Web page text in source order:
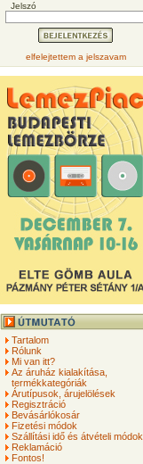
Jelszó
elfelejtettem a jelszavam
Tartalom
Rólunk
Mi van itt?
Az áruház kialakítása,
termékkategóriák
Árutípusok, árujelölések
Regisztráció
Bevásárlókosár
Fizetési módok
Szállítási idő és átvételi módok
Reklamáció
Fontos!